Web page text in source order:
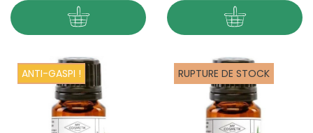
ANTI-GASPI ! RUPTURE DE STOCK